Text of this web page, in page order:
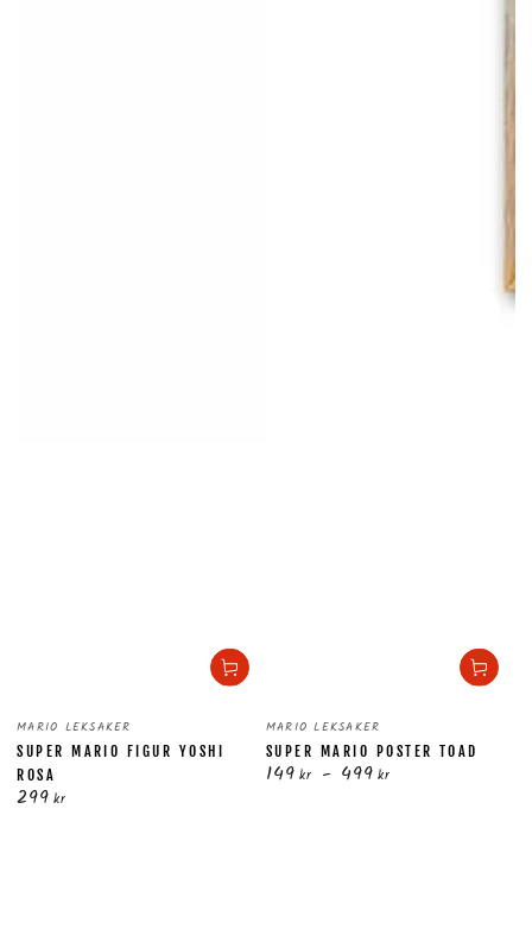
Säljare:
MARIO LEKSAKER
SUPER MARIO FIGUR YOSHI
ROSA
Ordinarie
299 kr
Säljare:
MARIO LEKSAKER
SUPER MARIO POSTER TOAD
Ordinarie
149 kr 499 kr